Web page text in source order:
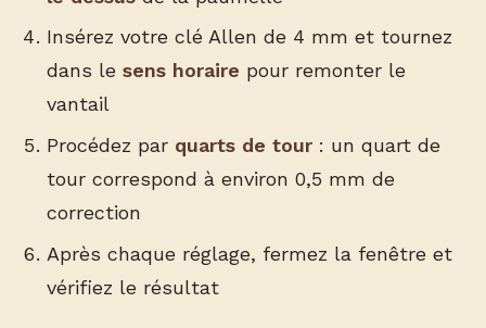
Insérez votre clé Allen de 4 mm et tournez
dans le sens horaire pour remonter le
vantail
Procédez par quarts de tour: un quart de
tour correspond à environ 0,5 mm de
correction
Après chaque réglage, fermez la fenêtre et
vérifiez le résultat